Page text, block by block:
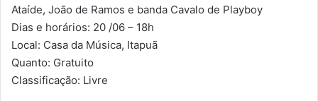
Ataíde, João de Ramos e banda Cavalo de Playboy
Dias e horários: 20 /06 – 18h
Local: Casa da Música, Itapuã
Quanto: Gratuito
Classificação: Livre